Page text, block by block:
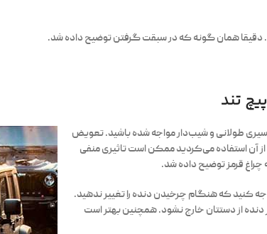
دقیقا همان گونه که در سبقت گرفتن توضیح داده شد.
تند
مسیری طولانی و شیب‌دار مواجه شده باشید. تعویض
از آن استفاده می‌کردید ممکن است تاثیری منفی
قرمز توضیح داده شد.
کنید که هنگام چرخیدن دنده را تغییر ندهید.
دنده از دستتان خارج نشود. همچنین بهتر است